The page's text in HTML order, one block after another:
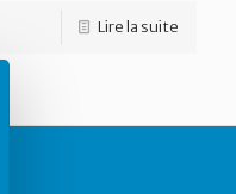
Lire la suite